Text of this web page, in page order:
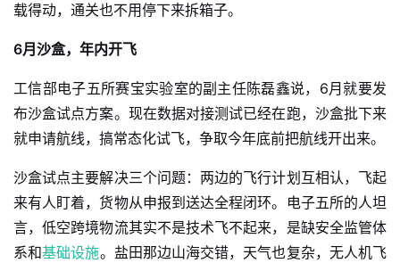
载得动，通关也不用停下来拆箱子。
6月沙盒，年内开飞
工信部电子五所赛宝实验室的副主任陈磊鑫说，6月就要发
布沙盒试点方案。现在数据对接测试已经在跑，沙盒批下来
就申请航线，搞常态化试飞，争取今年底前把航线开出来。
沙盒试点主要解决三个问题：两边的飞行计划互相认，飞起
来有人盯着，货物从申报到送达全程闭环。电子五所的人坦
言，低空跨境物流其实不是技术飞不起来，是缺安全监管体
系和基础设施。盐田那边山海交错，天气也复杂，无人机飞